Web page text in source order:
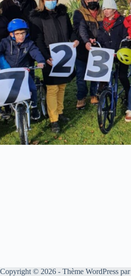
Copyright © 2026 - Thème WordPress par